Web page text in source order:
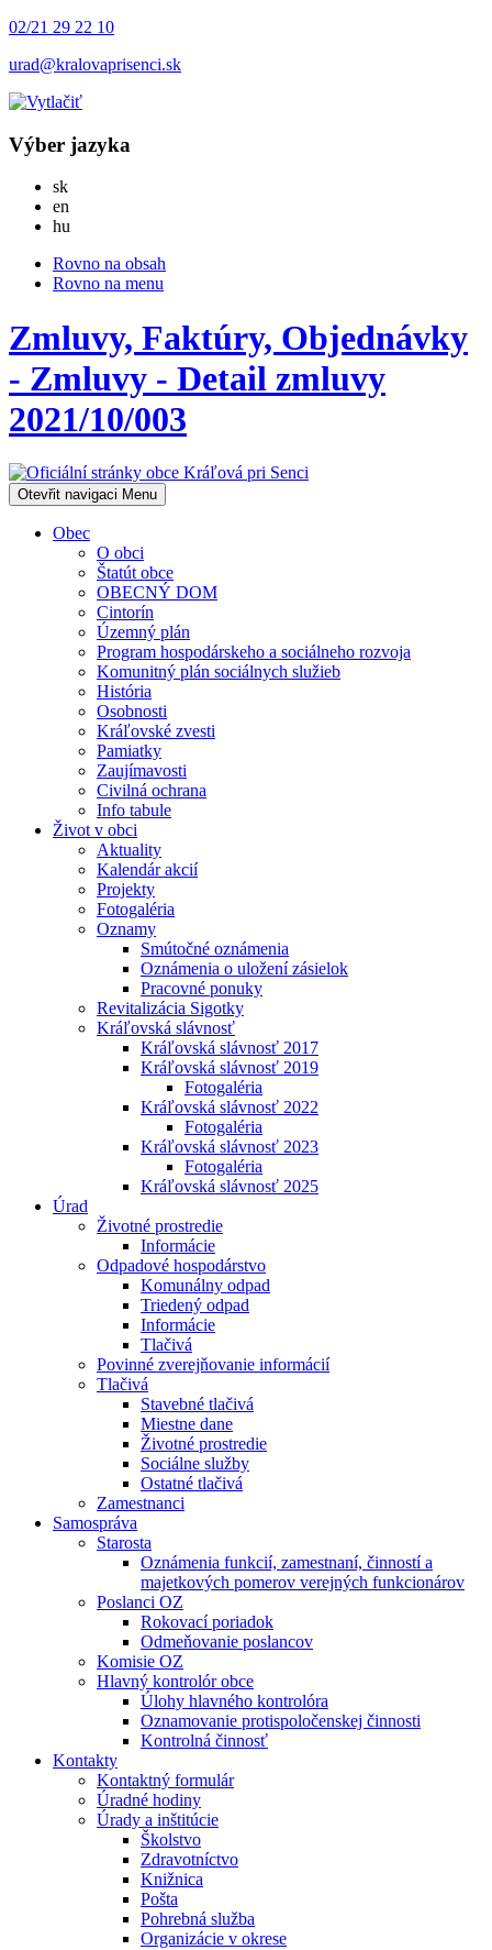
02/21 29 22 10
urad@kralovaprisenci.sk
Výber jazyka
skSlovensky
en
hu
Rovno na obsah
Rovno na menu
Zmluvy, Faktúry, Objednávky
- Zmluvy - Detail zmluvy
2021/10/003
Otevřit navigaci Menu
Obec
O obci
Štatút obce
OBECNÝ DOM
Cintorín
Územný plán
Program hospodárskeho a sociálneho rozvoja
Komunitný plán sociálnych služieb
História
Osobnosti
Kráľovské zvesti
Pamiatky
Zaujímavosti
Civilná ochrana
Info tabule
Život v obci
Aktuality
Kalendár akcií
Projekty
Fotogaléria
Oznamy
Smútočné oznámenia
Oznámenia o uložení zásielok
Pracovné ponuky
Revitalizácia Sigotky
Kráľovská slávnosť
Kráľovská slávnosť 2017
Kráľovská slávnosť 2019
Fotogaléria
Kráľovská slávnosť 2022
Fotogaléria
Kráľovská slávnosť 2023
Fotogaléria
Kráľovská slávnosť 2025
Úrad
Životné prostredie
Informácie
Odpadové hospodárstvo
Komunálny odpad
Triedený odpad
Informácie
Tlačivá
Povinné zverejňovanie informácií
Tlačivá
Stavebné tlačivá
Miestne dane
Životné prostredie
Sociálne služby
Ostatné tlačivá
Zamestnanci
Samospráva
Starosta
Oznámenia funkcií, zamestnaní, činností a
majetkových pomerov verejných funkcionárov
Poslanci OZ
Rokovací poriadok
Odmeňovanie poslancov
Komisie OZ
Hlavný kontrolór obce
Úlohy hlavného kontrolóra
Oznamovanie protispoločenskej činnosti
Kontrolná činnosť
Kontakty
Kontaktný formulár
Úradné hodiny
Úrady a inštitúcie
Školstvo
Zdravotníctvo
Knižnica
Pošta
Pohrebná služba
Organizácie v okrese